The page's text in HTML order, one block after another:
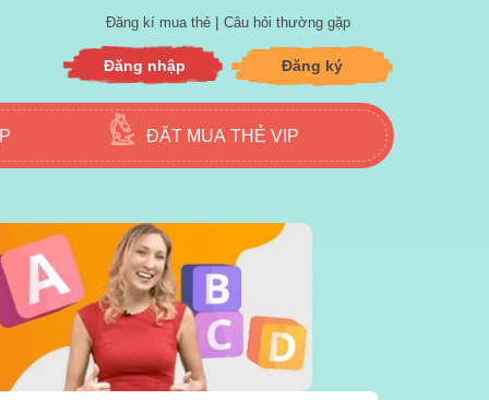
Đăng kí mua thẻ | Câu hỏi thường gặp
Đăng nhập Đăng ký
ĐẶT MUA THẺ VIP